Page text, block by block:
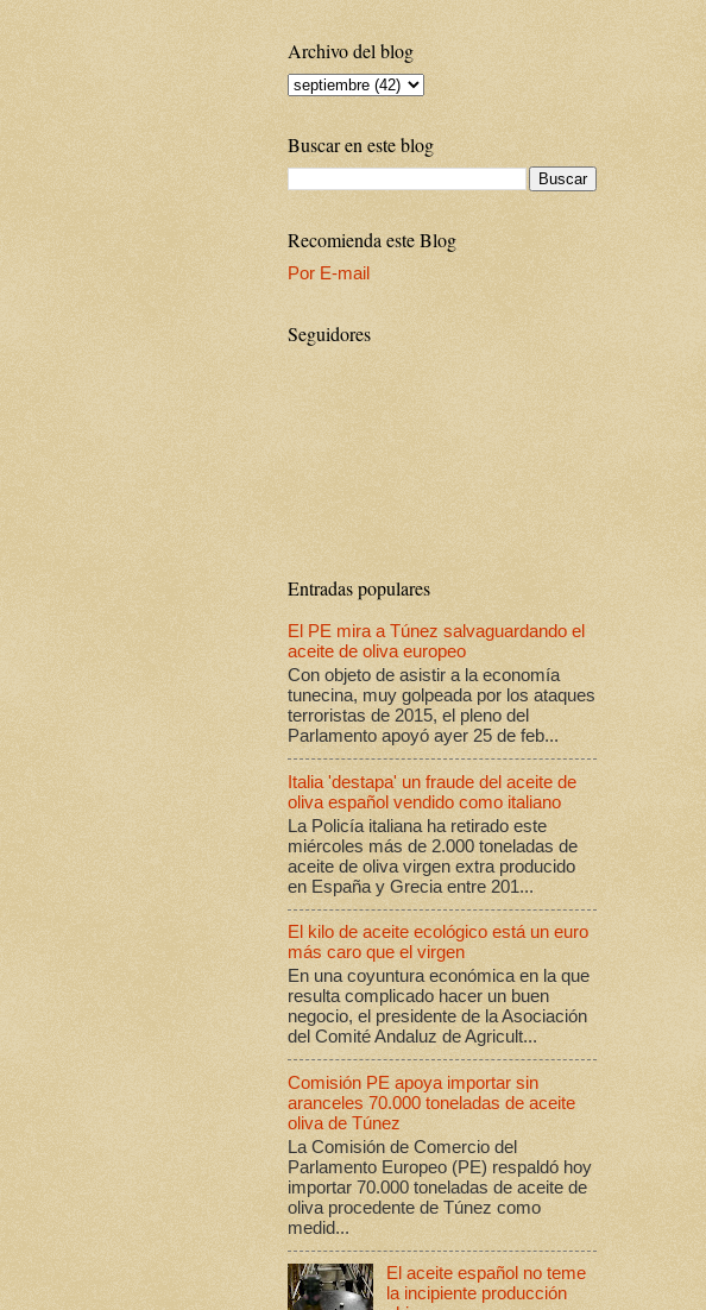
Archivo del blog
Buscar en este blog
Recomienda este Blog
Por E-mail
Seguidores
Entradas populares
El PE mira a Túnez salvaguardando el
aceite de oliva europeo
Con objeto de asistir a la economía
tunecina, muy golpeada por los ataques
terroristas de 2015, el pleno del
Parlamento apoyó ayer 25 de feb...
Italia 'destapa' un fraude del aceite de
oliva español vendido como italiano
La Policía italiana ha retirado este
miércoles más de 2.000 toneladas de
aceite de oliva virgen extra producido
en España y Grecia entre 201...
El kilo de aceite ecológico está un euro
más caro que el virgen
En una coyuntura económica en la que
resulta complicado hacer un buen
negocio, el presidente de la Asociación
del Comité Andaluz de Agricult...
Comisión PE apoya importar sin
aranceles 70.000 toneladas de aceite
oliva de Túnez
La Comisión de Comercio del
Parlamento Europeo (PE) respaldó hoy
importar 70.000 toneladas de aceite de
oliva procedente de Túnez como
medid...
El aceite español no teme
la incipiente producción